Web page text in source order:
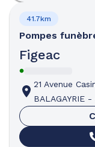
Pompes
Figeac
41.7km
21 Avenue
BALAGAYRIE -